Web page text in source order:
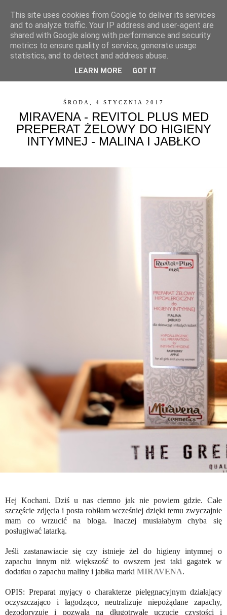
▼
ŚRODA, 4 STYCZNIA 2017
MIRAVENA - REVITOL PLUS MED
PREPERAT ŻELOWY DO HIGIENY
INTYMNEJ - MALINA I JABŁKO
Hej Kochani. Dziś u nas ciemno jak nie powiem gdzie. Całe
szczęście zdjęcia i posta robiłam wcześniej dzięki temu zwyczajnie
mam co wrzucić na bloga. Inaczej musiałabym chyba się
posługiwać latarką.
Jeśli zastanawiacie się czy istnieje żel do higieny intymnej o
zapachu innym niż większość to owszem jest taki gagatek w
dodatku o zapachu maliny i jabłka marki MIRAVENA.
OPIS: Preparat myjący o charakterze pielęgnacyjnym działający
oczyszczająco i łagodząco, neutralizuje niepożądane zapachy,
dezodoryzuje i pozwala na długotrwałe uczucie czystości i
This site uses cookies from Google to deliver its services
and to analyze traffic. Your IP address and user-agent are
shared with Google along with performance and security
metrics to ensure quality of service, generate usage
statistics, and to detect and address abuse.
LEARN MORE GOT IT